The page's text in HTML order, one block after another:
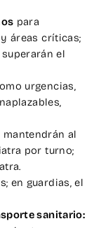
para
áreas críticas;
el
urgencias,
al
por turno;
en guardias, el
sanitario: